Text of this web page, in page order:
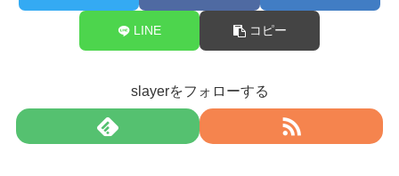
LINE コピー
slayerをフォローする